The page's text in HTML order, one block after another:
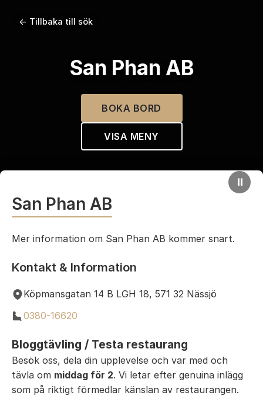
← Tillbaka till sök
San Phan AB
BOKA BORD
VISA MENY
⏸
San Phan AB
Mer information om San Phan AB kommer snart.
Kontakt & Information
Köpmansgatan 14 B LGH 18, 571 32 Nässjö
0380-16620
Bloggtävling / Testa restaurang
Besök oss, dela din upplevelse och var med och
tävla om middag för 2. Vi letar efter genuina inlägg
som på riktigt förmedlar känslan av restaurangen.